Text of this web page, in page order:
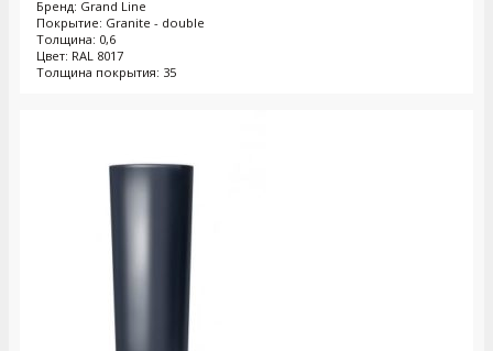
Бренд: Grand Line
Покрытие: Granite - double
Толщина: 0,6
Цвет: RAL 8017
Толщина покрытия: 35